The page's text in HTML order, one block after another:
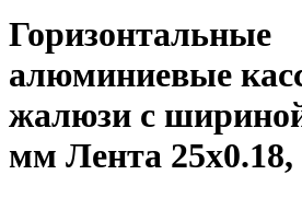
Горизонтальные
алюминиевые
жалюзи с
мм Лента 25x0.18,